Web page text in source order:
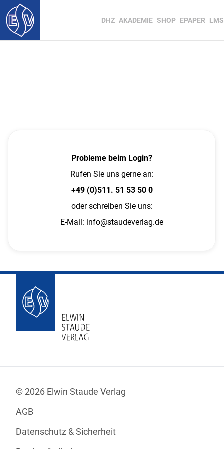
DHZ AKADEMIE SHOP EPAPER LMS
Probleme beim Login?
Rufen Sie uns gerne an:
+49 (0)511. 51 53 50 0
oder schreiben Sie uns:
E-Mail: info@staudeverlag.de
© 2026 Elwin Staude Verlag
AGB
Datenschutz & Sicherheit